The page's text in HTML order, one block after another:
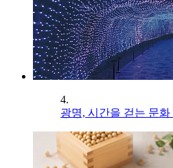
4.
광명, 시간을 걷는 문화